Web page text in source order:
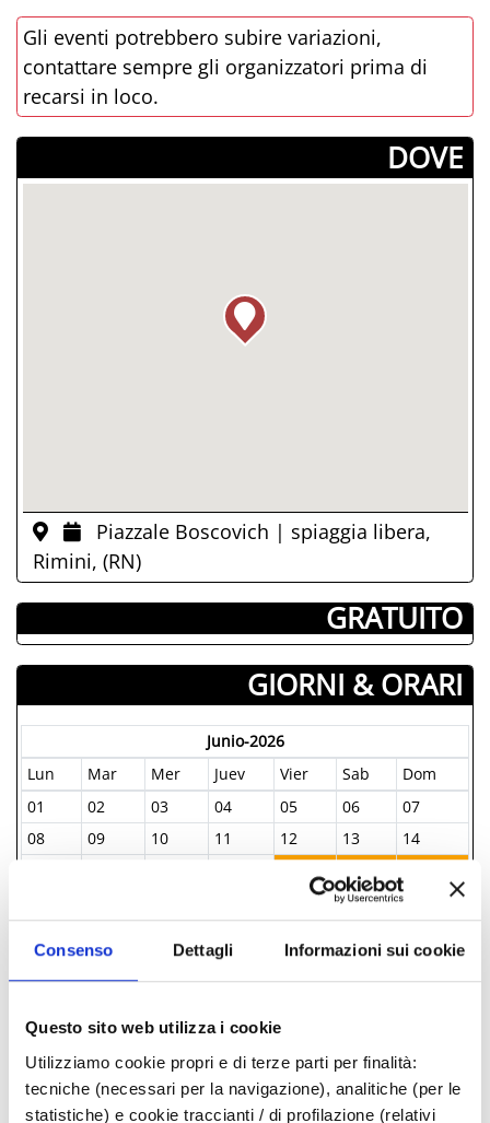
Consenso Dettagli Informazioni sui cookie
Questo sito web utilizza i cookie
Utilizziamo cookie propri e di terze parti per finalità:
tecniche (necessari per la navigazione), analitiche (per le
statistiche) e cookie traccianti / di profilazione (relativi
Gli eventi potrebbero subire variazioni,
contattare sempre gli organizzatori prima di
recarsi in loco.
­DOVE
Piazzale Boscovich | spiaggia libera,
Rimini, (RN)
­ GRATUITO
GIORNI & ORARI
Junio-2026
Lun
Mar Mer Juev Vier Sab
Dom
01
02 03 04 05 06
07
08
09 10 11 12 13
14
27
28
09
INFORMAZIONI ­
Informazione e Accoglienza Turistica - IAT